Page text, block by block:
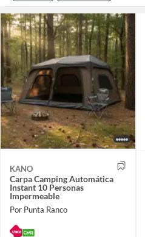
KANO
Carpa Camping Automática
Instant 10 Personas
Impermeable
Por Punta Ranco